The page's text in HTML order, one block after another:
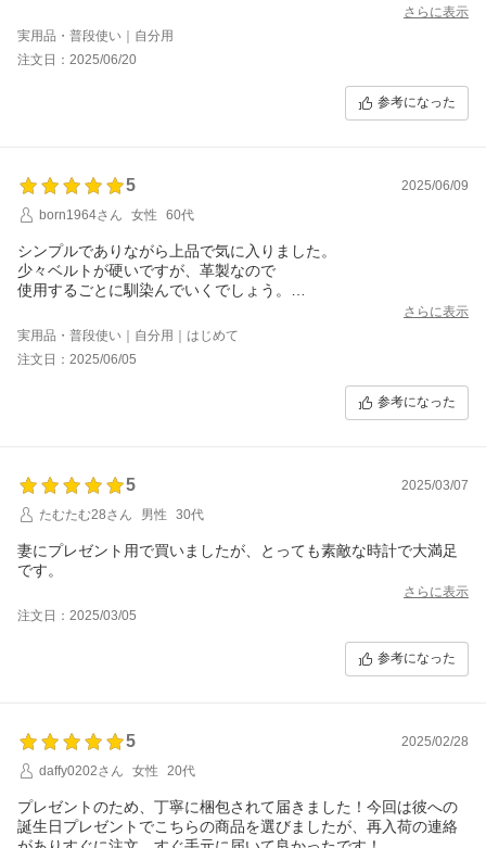
さらに表示
実用品・普段使い｜自分用
注文日：2025/06/20
参考になった
5
2025/06/09
born1964さん
女性 60代
シンプルでありながら上品で気に入りました。
少々ベルトが硬いですが、革製なので
使用するごとに馴染んでいくでしょう。
実感しました。
さらに表示
実用品・普段使い｜自分用｜はじめて
注文日：2025/06/05
参考になった
5
2025/03/07
たむたむ28さん
男性 30代
妻にプレゼント用で買いましたが、とっても素敵な時計で大満足
です。
さらに表示
注文日：2025/03/05
参考になった
5
2025/02/28
daffy0202さん
女性 20代
プレゼントのため、丁寧に梱包されて届きました！今回は彼への
誕生日プレゼントでこちらの商品を選びましたが、再入荷の連絡